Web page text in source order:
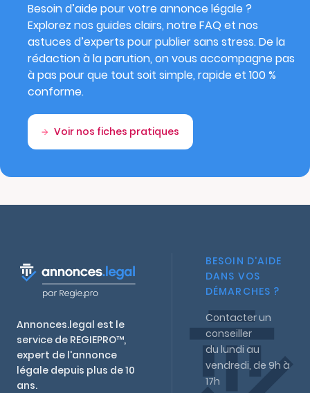
Besoin d’aide pour votre annonce légale ?
Explorez nos guides clairs, notre FAQ et nos
astuces d’experts pour publier sans stress. De la
rédaction à la parution, on vous accompagne pas
à pas pour que tout soit simple, rapide et 100 %
conforme.
Voir nos fiches pratiques
Annonces.legal est le
service de REGIEPRO™,
expert de l'annonce
légale depuis plus de 10
ans.
BESOIN D'AIDE
DANS VOS
DÉMARCHES ?
Contacter un
conseiller
du lundi au
vendredi, de 9h à
17h